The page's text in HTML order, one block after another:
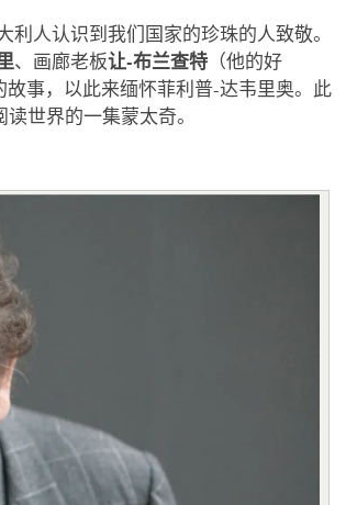
人认识到我们国家的珍珠的人致敬。
、画廊老板让-布兰查特 （他的好
故事，以此来缅怀菲利普-达韦里奥。此
世界的一集蒙太奇。